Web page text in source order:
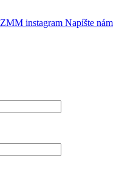
ZMM instagram Napíšte nám